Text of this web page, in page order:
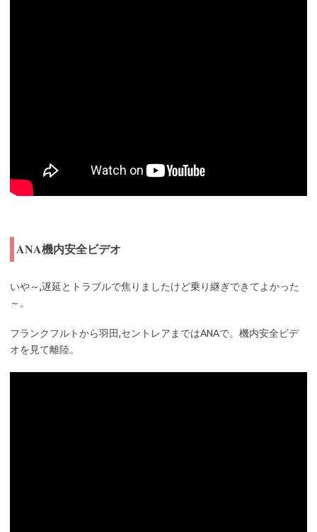
ANA機内安全ビデオ
いや～,遅延とトラブルで焦りましたけど乗り継ぎできてよかった
～。
フランクフルトから羽田,セントレアまではANAで。機内安全ビデ
オを見て離陸。